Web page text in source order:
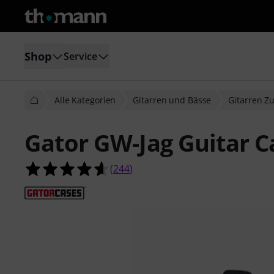
Shop Service
Alle Kategorien Gitarren und Bässe Gitarren
Gator GW-Jag Guitar
4.6 von 5 Sternen aus 244
(244)